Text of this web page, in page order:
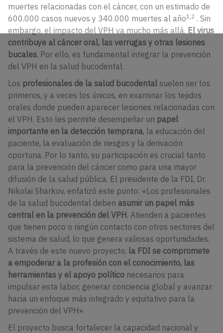
muertes relacionadas con el cáncer, con un estimado de
600.000 casos nuevos y 340.000 muertes al año1,2 . Sin
embargo, el impacto del VPH va mucho más allá. El virus
contribuye al cáncer oral, las verrugas y otras lesiones
bucales. Por ello, es fundamental integrar la prevención
del VPH en la salud bucodental.
Los profesionales de la salud bucodental suelen ser los
primeros, y a veces los únicos, en examinar los tejidos
orales donde pueden aparecer lesiones relacionadas con
el VPH. Esto les permite desempeñar un papel
importante en la detección temprana, la educación del
paciente, la evaluación de riesgos y la derivación
oportuna. Por lo tanto, su participación es crucial tanto
para la prevención del cáncer como para una mayor
difusión de la salud pública. El presidente de la FDI, Dr.
Nikolai Sharkov, enfatizó este punto: «Los profesionales
de la salud bucodental deben asumir un papel más
central en la prevención del VPH. Atienden a pacientes
que tienen poco o ningún contacto con otros sectores del
sistema de salud, lo que genera valiosas oportunidades.
A través de este nuevo proyecto, la FDI se compromete
a empoderar a la profesión con el conocimiento, las
herramientas y el apoyo político necesarios para
impulsar esta labor, generar conciencia global y avanzar
hacia un enfoque más integrado y equitativo para la
prevención del VPH».
El proyecto busca fortalecer la capacidad nacional y